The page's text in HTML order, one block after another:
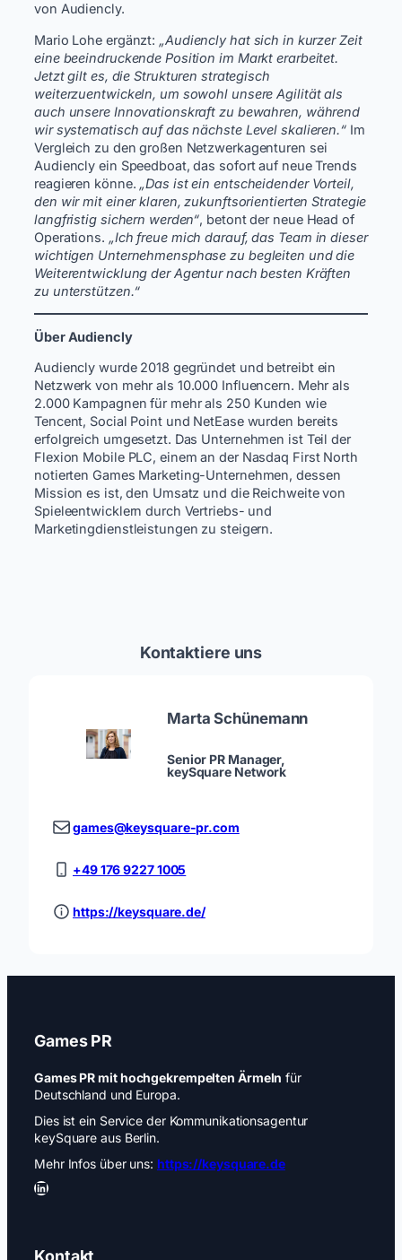
von Audiencly.
Mario Lohe ergänzt: „Audiencly hat sich in kurzer Zeit
eine beeindruckende Position im Markt erarbeitet.
Jetzt gilt es, die Strukturen strategisch
weiterzuentwickeln, um sowohl unsere Agilität als
auch unsere Innovationskraft zu bewahren, während
wir systematisch auf das nächste Level skalieren.“ Im
Vergleich zu den großen Netzwerkagenturen sei
Audiencly ein Speedboat, das sofort auf neue Trends
reagieren könne. „Das ist ein entscheidender Vorteil,
den wir mit einer klaren, zukunftsorientierten Strategie
langfristig sichern werden“, betont der neue Head of
Operations. „Ich freue mich darauf, das Team in dieser
wichtigen Unternehmensphase zu begleiten und die
Weiterentwicklung der Agentur nach besten Kräften
zu unterstützen.“
Über Audiencly
Audiencly wurde 2018 gegründet und betreibt ein
Netzwerk von mehr als 10.000 Influencern. Mehr als
2.000 Kampagnen für mehr als 250 Kunden wie
Tencent, Social Point und NetEase wurden bereits
erfolgreich umgesetzt. Das Unternehmen ist Teil der
Flexion Mobile PLC, einem an der Nasdaq First North
notierten Games Marketing-Unternehmen, dessen
Mission es ist, den Umsatz und die Reichweite von
Spieleentwicklern durch Vertriebs- und
Marketingdienstleistungen zu steigern.
Kontaktiere uns
Marta Schünemann
Senior PR Manager,
keySquare Network
games@keysquare-pr.com
+49 176 9227 1005
https://keysquare.de/
Games PR
Games PR mit hochgekrempelten Ärmeln für
Deutschland und Europa.
Dies ist ein Service der Kommunikationsagentur
keySquare aus Berlin.
Mehr Infos über uns: https://keysquare.de
LinkedIn
Kontakt